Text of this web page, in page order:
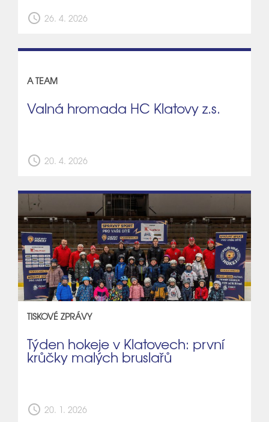
schedule 26. 4. 2026
A TEAM
Valná hromada HC Klatovy z.s.
schedule 20. 4. 2026
TISKOVÉ ZPRÁVY
Týden hokeje v Klatovech: první
krůčky malých bruslařů
schedule 20. 1. 2026